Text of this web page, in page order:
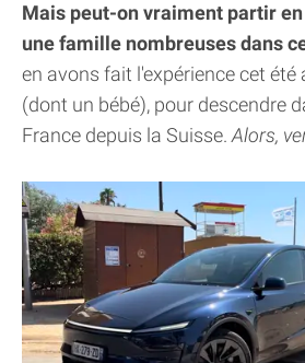
Mais peut-on vraiment partir
une famille nombreuses dans
en avons fait l'expérience cet été
(dont un bébé), pour descendre
France depuis la Suisse. Alors,